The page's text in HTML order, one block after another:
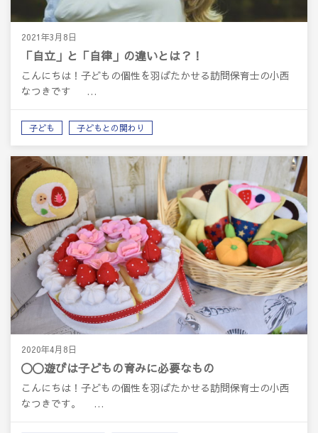
2021年3月8日
「自立」と「自律」の違いとは？！
こんにちは！子どもの個性を羽ばたかせる訪問保育士の小西
なつきです …
子ども 子どもとの関わり
2020年4月8日
〇〇遊びは子どもの育みに必要なもの
こんにちは！子どもの個性を羽ばたかせる訪問保育士の小西
なつきです。 …